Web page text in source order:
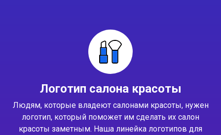
Логотип салона красоты
Людям, которые владеют салонами красоты, нужен
логотип, который поможет им сделать их салон
красоты заметным. Наша линейка логотипов для